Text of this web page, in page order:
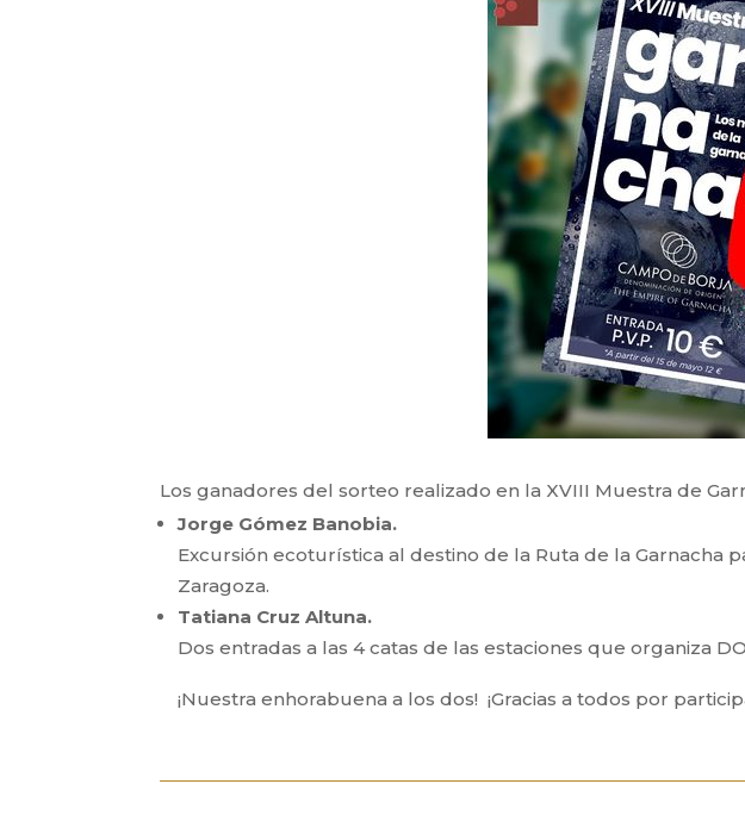
Los ganadores del sorteo realizado en la XVIII Muestra de
Jorge Gómez Banobia.
Excursión ecoturística al destino de la Ruta de la Garnacha
Zaragoza.
Tatiana Cruz Altuna.
Dos entradas a las 4 catas de las estaciones que organiza
¡Nuestra enhorabuena a los dos! ¡Gracias a todos por